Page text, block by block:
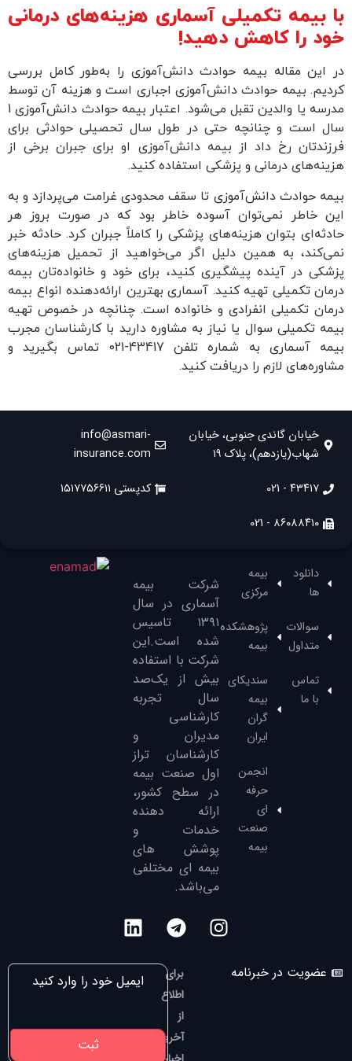
با بیمه تکمیلی آسماری هزینه‌های درمانی
خود را کاهش دهید!
در این مقاله بیمه حوادث دانش‌آموزی را به‌طور کامل بررسی
کردیم. بیمه حوادث دانش‌آموزی اجباری است و هزینه آن توسط
مدرسه یا والدین تقبل می‌شود. اعتبار بیمه حوادث دانش‌آموزی 1
سال است و چنانچه حتی در طول سال تحصیلی حوادثی برای
فرزندتان رخ داد از بیمه دانش‌آموزی او برای جبران برخی از
هزینه‌های درمانی و پزشکی استفاده کنید.
بیمه حوادث دانش‌آموزی تا سقف محدودی غرامت می‌پردازد و به
این خاطر نمی‌توان آسوده خاطر بود که در صورت بروز هر
حادثه‌ای بتوان هزینه‌های پزشکی را کاملاً جبران کرد. حادثه خبر
نمی‌کند، به همین دلیل اگر می‌خواهید از تحمیل هزینه‌های
پزشکی در آینده پیشگیری کنید، برای خود و خانواده‌تان بیمه
درمان تکمیلی تهیه کنید. آسماری بهترین ارائه‌دهنده انواع بیمه
درمان تکمیلی انفرادی و خانواده است. چنانچه در خصوص تهیه
بیمه تکمیلی سوال یا نیاز به مشاوره دارید با کارشناسان مجرب
بیمه آسماری به شماره تلفن 43417-021 تماس بگیرید و
مشاوره‌های لازم را دریافت کنید.
خیابان گاندی جنوبی، خیابان
شهاب(یازدهم)، پلاک ۱۹
۴۳۴۱۷ - 021
۸۶۰۸۸۴۱۰ - 021
info@asmari-
insurance.com
کدپستی ۱۵۱۷۷۵۶۶۱۱
دانلود
ها
سوالات
متداول
تماس
با ما
بیمه
مرکزی
پژوهشکده
بیمه
سندیکای
بیمه
گران
ایران
انجمن
حرفه
ای
صنعت
بیمه
شرکت بیمه
آسماری در سال
۱۳۹۱‌ تاسیس
شده است.این
شرکت با استفاده
بیش از یک‌صد
سال تجربه
کارشناسی
مدیران و
کارشناسان تراز
‌اول صنعت بیمه
در سطح کشور،
ارائه دهنده
خدمات و
پوشش های
بیمه ای مختلفی
می‌باشد.
عضویت در خبرنامه
برای
اطلاع
از
آخرین